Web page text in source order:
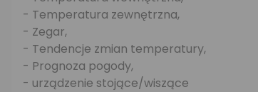
- Temperatura zewnętrzna,
- Zegar,
- Tendencje zmian temperatury,
- Prognoza pogody,
- urządzenie stojące/wiszące